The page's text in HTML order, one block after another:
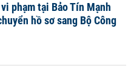
phạm tại Bảo Tín Mạnh
hồ sơ sang Bộ Công